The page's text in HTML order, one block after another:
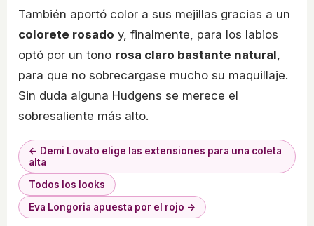
También aportó color a sus mejillas gracias a un
colorete rosado y, finalmente, para los labios
optó por un tono rosa claro bastante natural,
para que no sobrecargase mucho su maquillaje.
Sin duda alguna Hudgens se merece el
sobresaliente más alto.
← Demi Lovato elige las extensiones para una coleta
alta
Todos los looks
Eva Longoria apuesta por el rojo →